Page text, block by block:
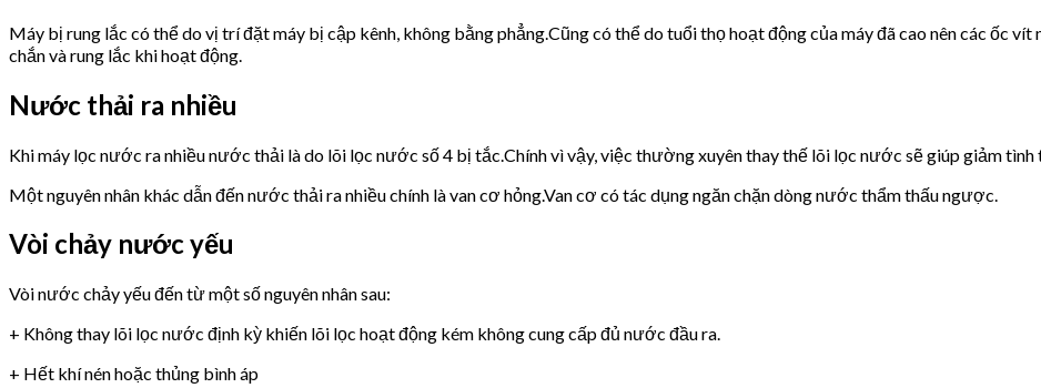
Máy bị rung lắc có thể do vị trí đặt máy bị cập kênh, không bằng phẳng.Cũng có thể do tuổi thọ hoạt động của máy đã cao nên các ốc
chắn và rung lắc khi hoạt động.
Nước thải ra nhiều
Khi máy lọc nước ra nhiều nước thải là do lõi lọc nước số 4 bị tắc.Chính vì vậy, việc thường xuyên thay thế lõi lọc nước sẽ giúp giảm tình
Một nguyên nhân khác dẫn đến nước thải ra nhiều chính là van cơ hỏng.Van cơ có tác dụng ngăn chặn dòng nước thẩm thấu ngược.
Vòi chảy nước yếu
Vòi nước chảy yếu đến từ một số nguyên nhân sau:
+ Không thay lõi lọc nước định kỳ khiến lõi lọc hoạt động kém không cung cấp đủ nước đầu ra.
+ Hết khí nén hoặc thủng bình áp